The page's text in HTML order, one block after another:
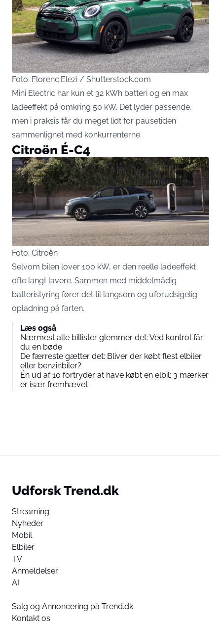
Foto: Florenc.Elezi / Shutterstock.com
Mini Electric har kun et 32 kWh batteri og en max
ladeeffekt på omkring 50 kW. Det lyder passende,
men i praksis får du meget lidt for pausetiden
sammenlignet med konkurrenterne.
Citroën É-C4
Foto: Citroën
Selvom bilen lover 100 kW, er den reelle ladeeffekt
ofte langt lavere. Sammen med middelmådig
batteristyring fører det til langsom og uforudsigelig
opladning på farten.
Læs også
Nærmest alle billister glemmer det: Ved kontrol får
du en bøde
De færreste gætter det: Bliver der købt flest elbiler
eller benzinbiler?
Én ud af 10 fortryder at have købt en elbil: 3 mærker
er især fremhævet
Udforsk Trend.dk
Streaming
Nyheder
Mobil
Elbiler
TV
Anmeldelser
AI
Salg og Annoncering på Trend.dk
Kontakt os